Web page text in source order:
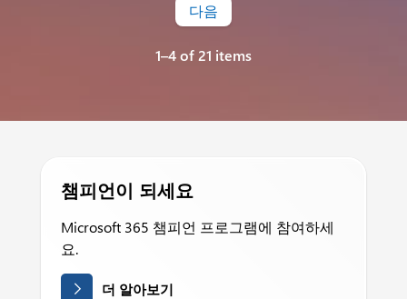
다음
1–4 of 21 items
챔피언이 되세요
Microsoft 365 챔피언 프로그램에 참여하세
요.
더 알아보기